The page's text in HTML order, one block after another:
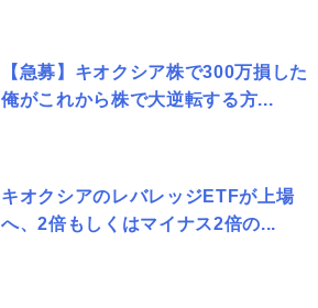
【急募】キオクシア株で300万損した
俺がこれから株で大逆転する方...
キオクシアのレバレッジETFが上場
へ、2倍もしくはマイナス2倍の...